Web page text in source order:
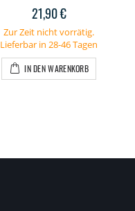
21,90 €
Zur Zeit nicht vorrätig.
Lieferbar in 28-46 Tagen
IN DEN WARENKORB